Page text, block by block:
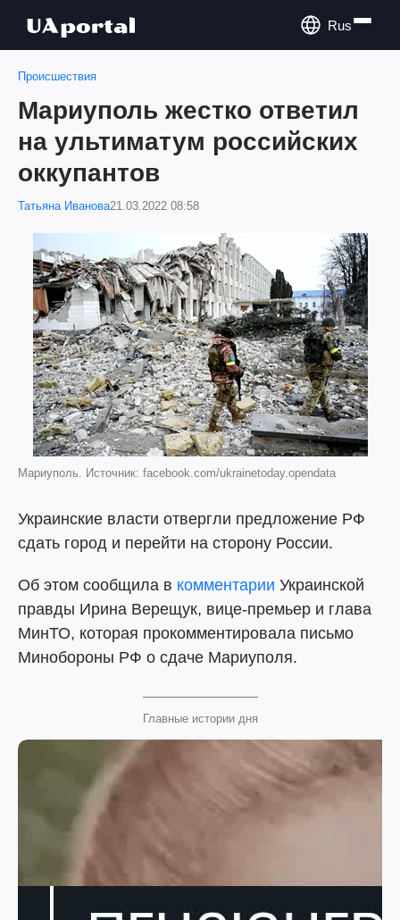
Rus
Происшествия
Мариуполь жестко ответил
на ультиматум российских
оккупантов
Татьяна Иванова21.03.2022 08:58
Мариуполь. Источник: facebook.com/ukrainetoday.opendata
Украинские власти отвергли предложение РФ
сдать город и перейти на сторону России.
Об этом сообщила в комментарии Украинской
правды Ирина Верещук, вице-премьер и глава
МинТО, которая прокомментировала письмо
Минобороны РФ о сдаче Мариуполя.
Главные истории дня